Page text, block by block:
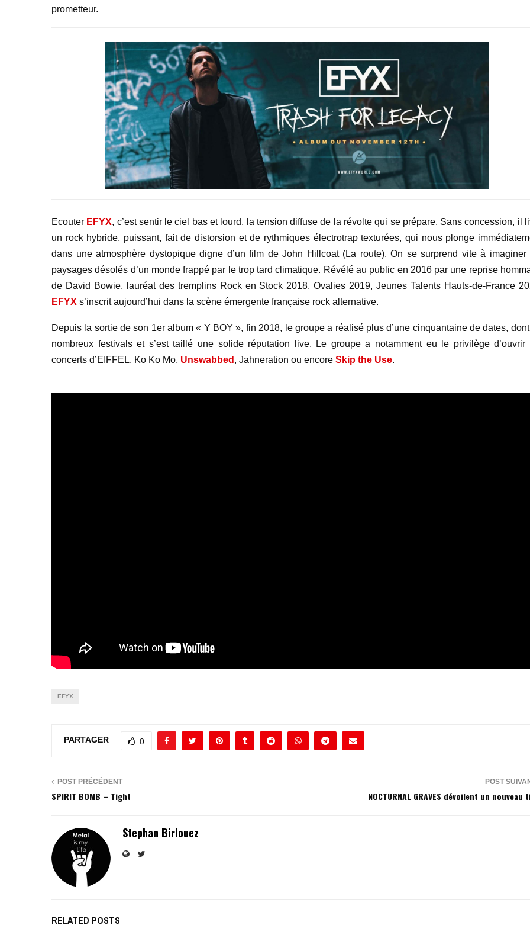
prometteur.
Ecouter EFYX, c’est sentir le ciel bas et lourd, la tension diffuse de la révolte qui se prépare. Sans concession, il
un rock hybride, puissant, fait de distorsion et de rythmiques électrotrap texturées, qui nous plonge
dans une atmosphère dystopique digne d’un film de John Hillcoat (La route). On se surprend vite à imaginer
paysages désolés d’un monde frappé par le trop tard climatique. Révélé au public en 2016 par une reprise
de David Bowie, lauréat des tremplins Rock en Stock 2018, Ovalies 2019, Jeunes Talents Hauts-de-France
EFYX s’inscrit aujourd’hui dans la scène émergente française rock alternative.
Depuis la sortie de son 1er album « Y BOY », fin 2018, le groupe a réalisé plus d’une cinquantaine de dates,
nombreux festivals et s’est taillé une solide réputation live. Le groupe a notamment eu le privilège d’ouvrir
concerts d’EIFFEL, Ko Ko Mo, Unswabbed , Jahneration ou encore Skip the Use.
EFYX
PARTAGER 0
POST PRÉCÉDENT
SPIRIT BOMB – Tight
POST
NOCTURNAL GRAVES dévoilent un nouveau
Stephan Birlouez
RELATED POSTS